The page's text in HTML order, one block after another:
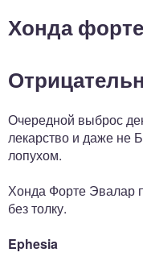
Хонда
Очередной выброс
лекарство и даже не
лопухом.
Хонда Форте Эвалар
без толку.
Ephesia